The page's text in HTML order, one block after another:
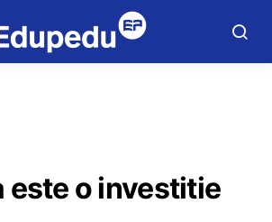
este o investitie